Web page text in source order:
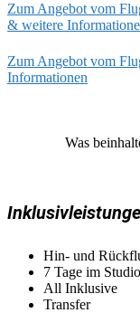
Zum Angebot vom
& weitere
Zum Angebot vom
Informationen
Was
Hin- und
7 Tage im Studio
All Inklusive
Transfer